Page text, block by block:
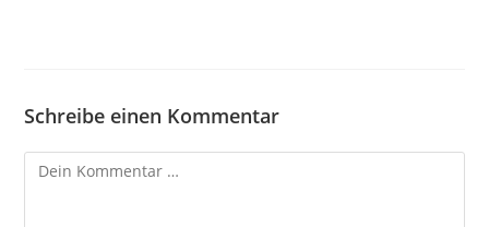
Schreibe einen Kommentar